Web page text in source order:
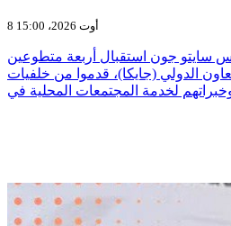
8 أوت 2026، 15:00
سايتو جون استقبال أربعة متطوعين
الدولي (جايكا)، قدموا من خلفيات